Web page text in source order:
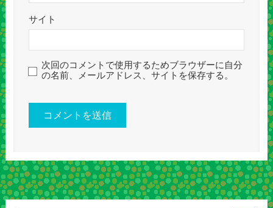
サイト
次回のコメントで使用するためブラウザーに自分
の名前、メールアドレス、サイトを保存する。